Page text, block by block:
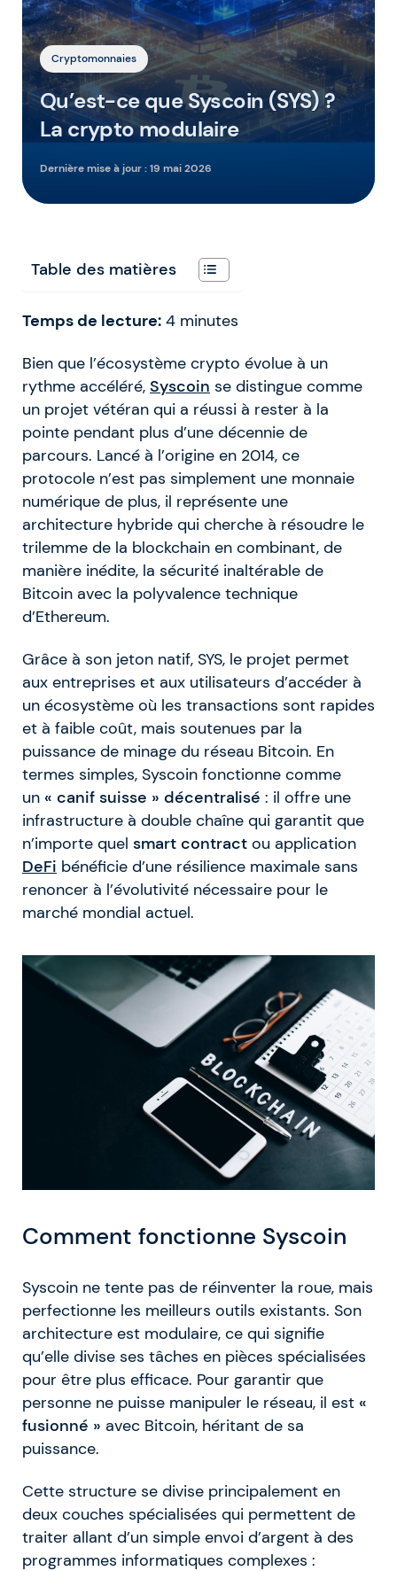
Cryptomonnaies
Qu’est-ce que Syscoin (SYS) ?
La crypto modulaire
Dernière mise à jour :19 mai 2026
Table des matières
Temps de lecture: 4 minutes
Bien que l’écosystème crypto évolue à un
rythme accéléré, Syscoin se distingue comme
un projet vétéran qui a réussi à rester à la
pointe pendant plus d’une décennie de
parcours. Lancé à l’origine en 2014, ce
protocole n’est pas simplement une monnaie
numérique de plus, il représente une
architecture hybride qui cherche à résoudre le
trilemme de la blockchain en combinant, de
manière inédite, la sécurité inaltérable de
Bitcoin avec la polyvalence technique
d’Ethereum.
Grâce à son jeton natif, SYS, le projet permet
aux entreprises et aux utilisateurs d’accéder à
un écosystème où les transactions sont rapides
et à faible coût, mais soutenues par la
puissance de minage du réseau Bitcoin. En
termes simples, Syscoin fonctionne comme
un « canif suisse » décentralisé : il offre une
infrastructure à double chaîne qui garantit que
n’importe quel smart contract ou application
DeFi bénéficie d’une résilience maximale sans
renoncer à l’évolutivité nécessaire pour le
marché mondial actuel.
Comment fonctionne Syscoin
Syscoin ne tente pas de réinventer la roue, mais
perfectionne les meilleurs outils existants. Son
architecture est modulaire, ce qui signifie
qu’elle divise ses tâches en pièces spécialisées
pour être plus efficace. Pour garantir que
personne ne puisse manipuler le réseau, il est «
fusionné » avec Bitcoin, héritant de sa
puissance.
Cette structure se divise principalement en
deux couches spécialisées qui permettent de
traiter allant d’un simple envoi d’argent à des
programmes informatiques complexes :